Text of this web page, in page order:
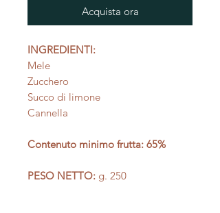
Acquista ora
INGREDIENTI:
Mele
Zucchero
Succo di limone
Cannella
Contenuto minimo frutta: 65%
PESO NETTO: g. 250